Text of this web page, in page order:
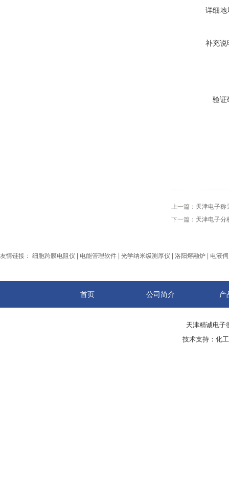
详细地
补充说
验证
上一篇： 天津电子称
下一篇： 天津电子分
友情链接： 细胞跨膜电阻仪 电能管理软件 光学纳米级测厚仪 洛阳熔融炉 电液
首页 公司简介 产
天津精诚电
技术支持： 化